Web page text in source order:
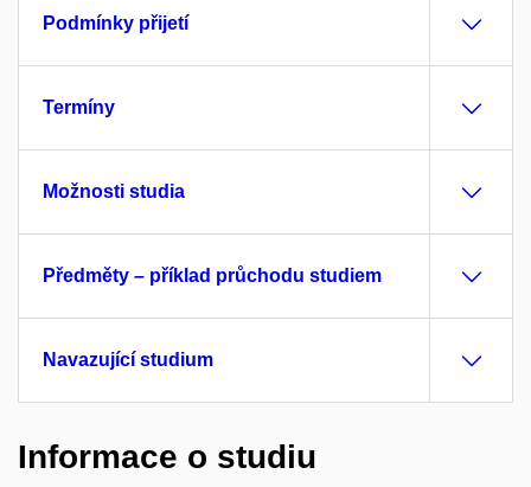
Podmínky přijetí
Termíny
Možnosti studia
Předměty – příklad průchodu studiem
Navazující studium
Informace o studiu